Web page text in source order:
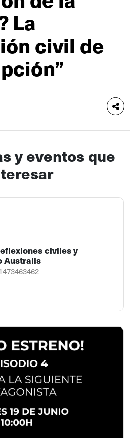
La
civil de
y eventos que
civiles y
Australis